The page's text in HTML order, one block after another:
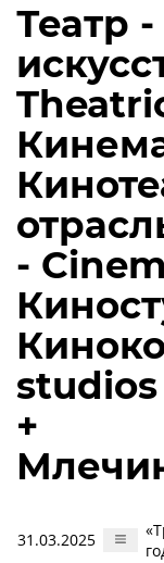
Театр
-
studios
+
31.03.2025